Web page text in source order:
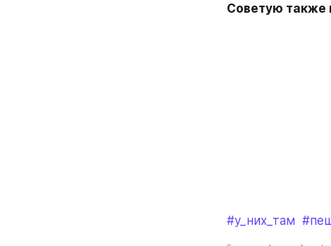
Советую также
#у_них_там